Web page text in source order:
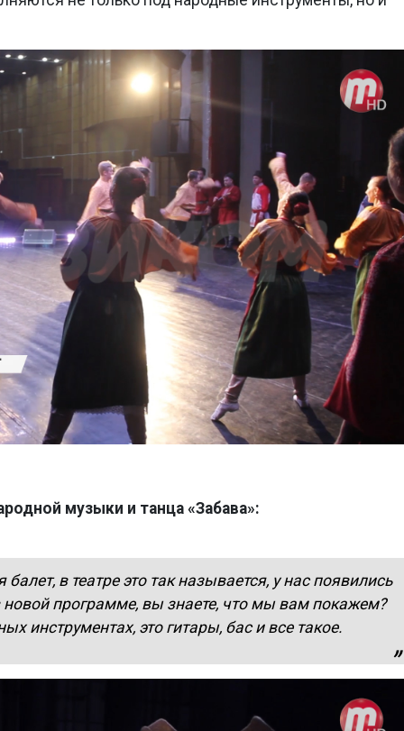
музыки и танца «Забава»:
в театре это так называется, у нас появились
программе, вы знаете, что мы вам покажем?
инструментах, это гитары, бас и все такое.